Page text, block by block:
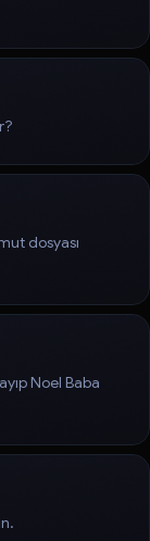
dosyası
Noel Baba